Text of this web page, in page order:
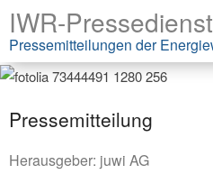
IWR-
Pressemitteilungen der
Pressemitteilung
Herausgeber: juwi AG